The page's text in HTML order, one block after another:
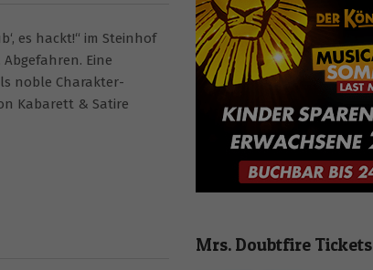
es hackt!“ im Steinhof
Eine
noble Charakter-
Kabarett & Satire
Mrs. Doubtfire Tickets